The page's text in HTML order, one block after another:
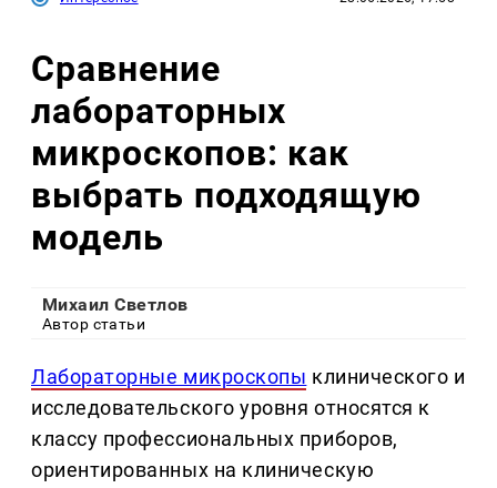
Сравнение
лабораторных
микроскопов: как
выбрать подходящую
модель
Михаил Светлов
Автор статьи
Лабораторные микроскопы клинического и
исследовательского уровня относятся к
классу профессиональных приборов,
ориентированных на клиническую